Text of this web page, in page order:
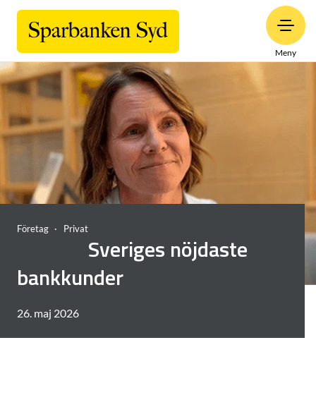
Meny
Företag Privat
Sveriges nöjdaste
bankkunder
26. maj 2026